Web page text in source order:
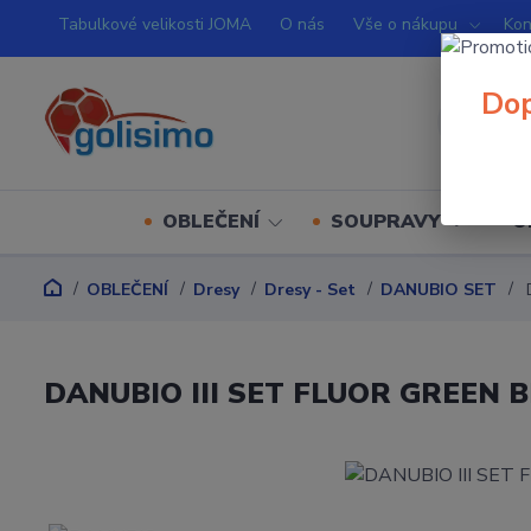
Tabulkové velikosti JOMA O nás Vše o nákupu
OBLEČENÍ SOUPRAVY
OBLEČENÍ Dresy Dresy - Set DANUBIO SET
DANUBIO III SET FLUOR GREEN